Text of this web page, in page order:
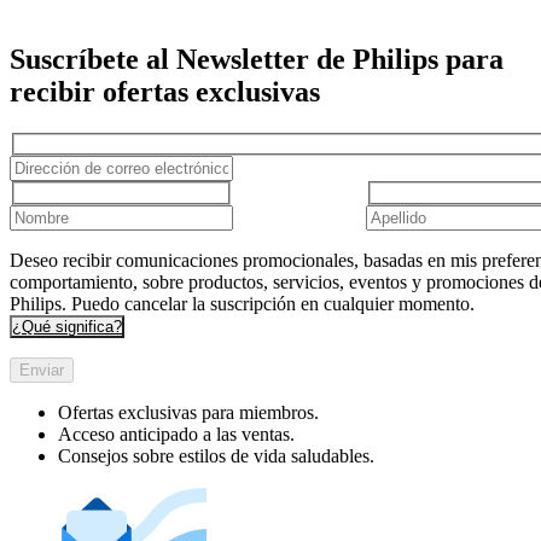
Suscríbete al Newsletter de Philips para
recibir ofertas exclusivas
Deseo recibir comunicaciones promocionales, basadas en mis
comportamiento, sobre productos, servicios, eventos y promociones
Philips. Puedo cancelar la suscripción en cualquier momento.
¿Qué significa?
Enviar
Ofertas exclusivas para miembros.
Acceso anticipado a las ventas.
Consejos sobre estilos de vida saludables.